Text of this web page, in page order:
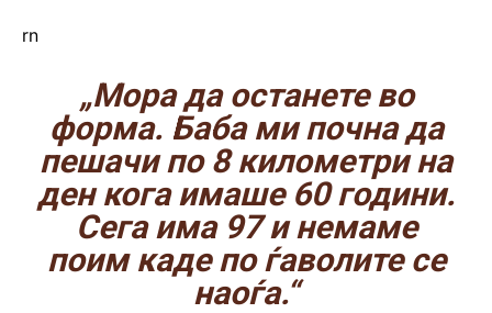
rn
„Мора да останете во
форма. Баба ми почна да
пешачи по 8 километри на
ден кога имаше 60 години.
Сега има 97 и немаме
поим каде по ѓаволите се
наоѓа.“